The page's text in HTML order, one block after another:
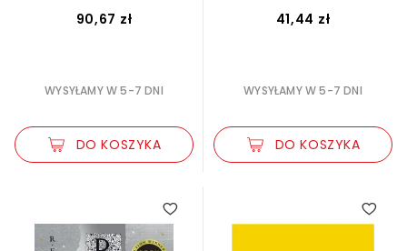
90,67 zł
WYSYŁAMY W 5-7 DNI
DO KOSZYKA
41,44 zł
WYSYŁAMY W 5-7 DNI
DO KOSZYKA